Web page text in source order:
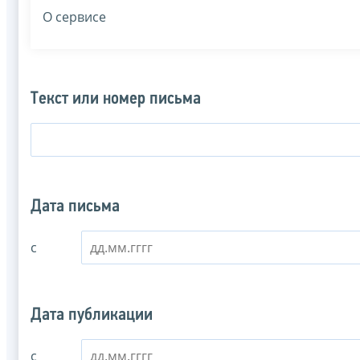
О сервисе
Текст или номер письма
Дата письма
с
Дата публикации
с